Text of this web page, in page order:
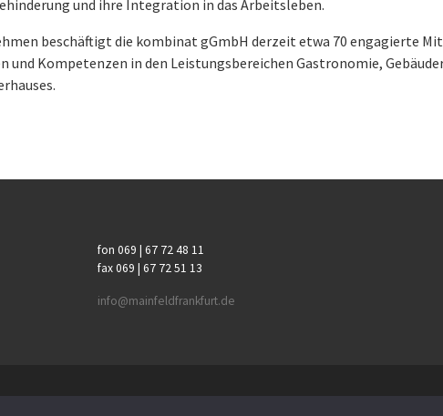
und ihre Integration in das Arbeitsleben.
beschäftigt die kombinat gGmbH derzeit etwa 70 engagierte
und Kompetenzen in den Leistungsbereichen Gastronomie,
fon 069 | 67 72 48 11
fax 069 | 67 72 51 13
info@mainfeldfrankfurt.de